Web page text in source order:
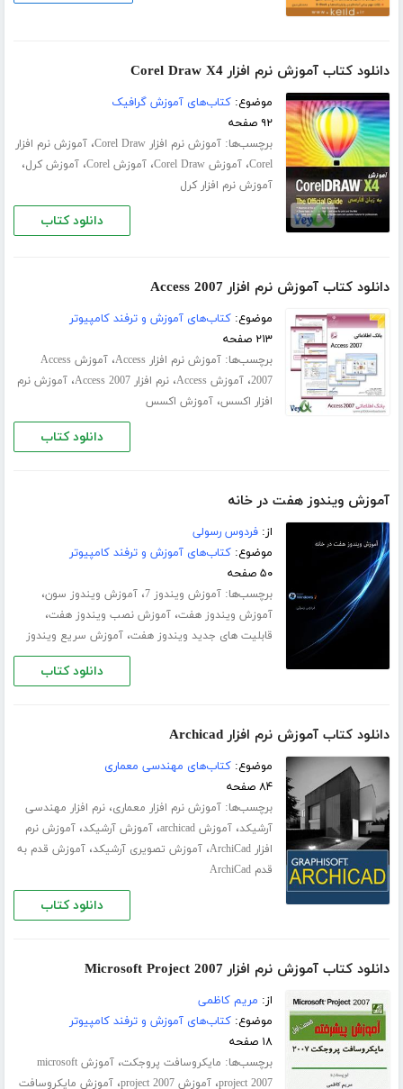
دانلود کتاب آموزش نرم افزار Corel Draw X4
موضوع:کتاب‌های آموزش گرافیک
۹۲ صفحه
برچسب‌ها:آموزش نرم افزار Corel Draw ،آموزش نرم افزار
Corel،آموزش Corel Draw ،آموزش Corel ،آموزش کرل،
آموزش نرم افزار کرل
دانلود کتاب
دانلود کتاب آموزش نرم افزار Access 2007
موضوع:کتاب‌های آموزش و ترفند کامپیوتر
۲۱۳ صفحه
برچسب‌ها:آموزش نرم افزار Access ،
آموزش Access
2007،آموزش Access ،نرم افزار Access 2007 ،آموزش نرم
افزار اکسس،آموزش اکسس
دانلود کتاب
آموزش ویندوز هفت در خانه
از:فردوس رسولی
موضوع:کتاب‌های آموزش و ترفند کامپیوتر
۵۰ صفحه
برچسب‌ها:آموزش ویندوز 7 ،آموزش ویندوز سون،
آموزش ویندوز هفت،آموزش نصب ویندوز هفت،
قابلیت های جدید ویندوز هفت،آموزش سریع ویندوز
دانلود کتاب
دانلود کتاب آموزش نرم افزار Archicad
موضوع:کتاب‌های مهندسی معماری
۸۴ صفحه
برچسب‌ها:آموزش نرم افزار معماری،نرم افزار مهندسی
آرشیکد،آموزش archicad ،آموزش آرشیکد،آموزش نرم
افزار ArchiCad
،آموزش تصویری آرشیکد،آموزش قدم به
قدم ArchiCad
دانلود کتاب
دانلود کتاب آموزش نرم افزار Microsoft Project 2007
از: مریم کاظمی
موضوع:کتاب‌های آموزش و ترفند کامپیوتر
۱۸ صفحه
برچسب‌ها: مایکروسافت پروجکت،
آموزش microsoft
project 2007،آموزش project 2007 ،آموزش مایکروسافت